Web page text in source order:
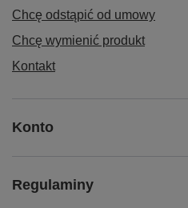
Chcę odstąpić od umowy
Chcę wymienić produkt
Kontakt
Konto
Regulaminy